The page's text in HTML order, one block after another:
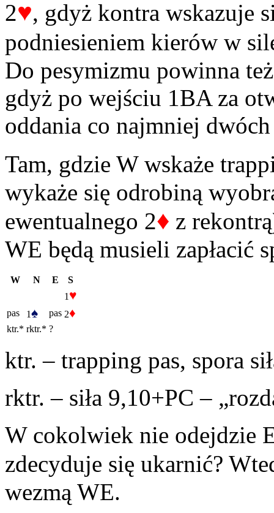
2♥, gdyż kontra wskazuje
podniesieniem kierów w
Do pesymizmu powinna
gdyż po wejściu 1BA za
oddania co najmniej
Tam, gdzie W wskaże
wykaże się odrobiną
ewentualnego 2♦ z
WE będą musieli zapłacić
W N E
S
1 ♥
pas 1♠ pas 2♦
ktr.* rktr.* ?
ktr. – trapping pas, spora
rktr. – siła 9,10+PC –
W cokolwiek nie odejdzie
zdecyduje się ukarnić?
wezmą WE.